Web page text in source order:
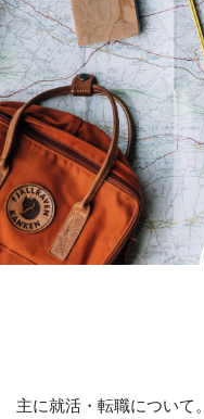
主に就活・転職について。